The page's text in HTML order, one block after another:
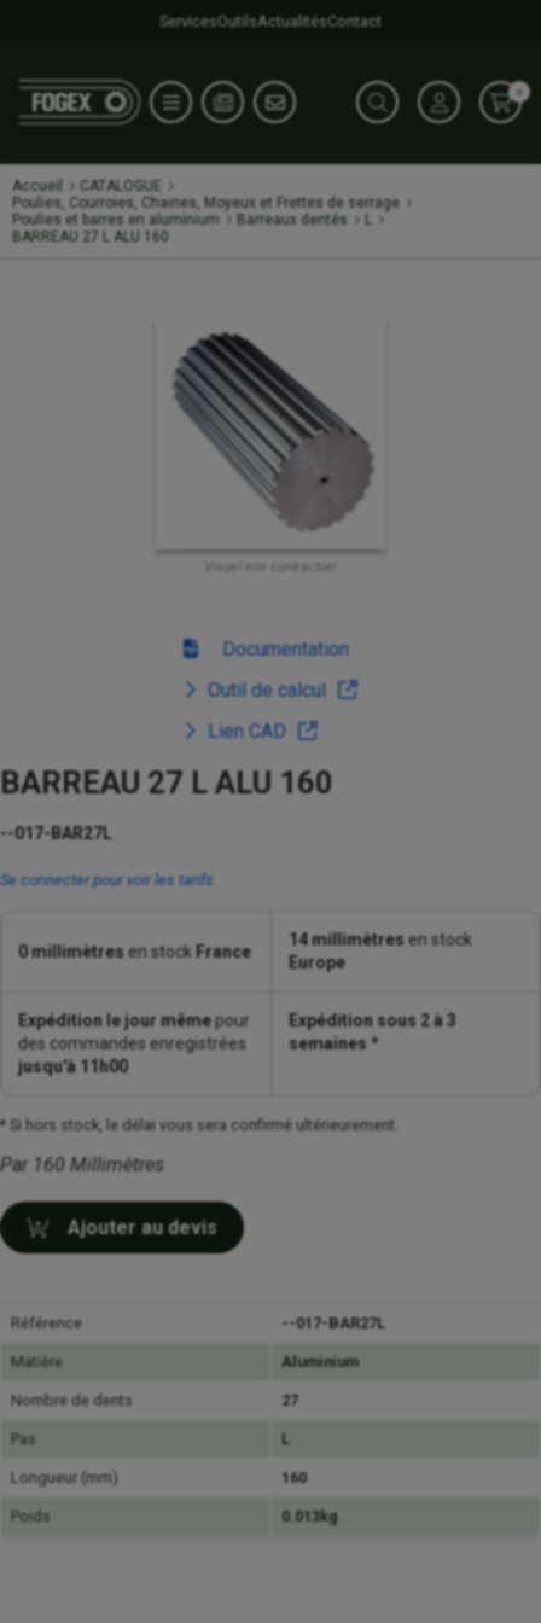
ServicesOutilsActualitésContact
0
Accueil
CATALOGUE
Poulies, Courroies, Chaines, Moyeux et Frettes de serrage
Poulies et barres en aluminium
Barreaux dentés
L
BARREAU 27 L ALU 160
Visuel non contractuel
Documentation
Outil de calcul
Lien CAD
BARREAU 27 L ALU 160
--017-BAR27L
Se connecter pour voir les tarifs
0 millimètresen stock France
14 millimètresen stock
Europe
Expédition le jour mêmepour
des commandes enregistrées
jusqu'à 11h00
Expédition sous 2 à 3
semaines *
* Si hors stock, le délai vous sera confirmé ultérieurement.
Par 160 Millimètres
Ajouter au devis
Référence --017-BAR27L
Matière Aluminium
Nombre de dents 27
Pas L
Longueur (mm) 160
Poids 0.013kg